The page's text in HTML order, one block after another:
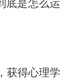
获得心理学